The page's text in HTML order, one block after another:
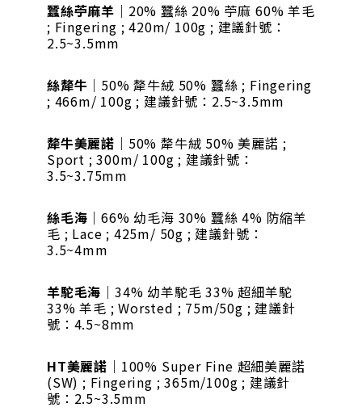
蠶絲苧麻羊 ｜20% 蠶絲 20% 苧麻 60% 羊毛
; Fingering ; 420m/ 100g ; 建議針號：
2.5~3.5mm
絲犛牛 ｜50% 犛牛絨 50% 蠶絲 ; Fingering
; 466m/ 100g ; 建議針號：2.5~3.5mm
犛牛美麗諾 ｜50% 犛牛絨 50% 美麗諾 ;
Sport ; 300m/ 100g ; 建議針號：
3.5~3.75mm
絲毛海 ｜66% 幼毛海 30% 蠶絲 4% 防縮羊
毛 ; Lace ; 425m/ 50g ; 建議針號：
3.5~4mm
羊駝毛海 ｜34% 幼羊駝毛 33% 超細羊駝
33% 羊毛 ; Worsted ; 75m/50g ; 建議針
號：4.5~8mm
HT美麗諾 ｜100% Super Fine 超細美麗諾
(SW) ; Fingering ; 365m/100g ; 建議針
號：2.5~3.5mm